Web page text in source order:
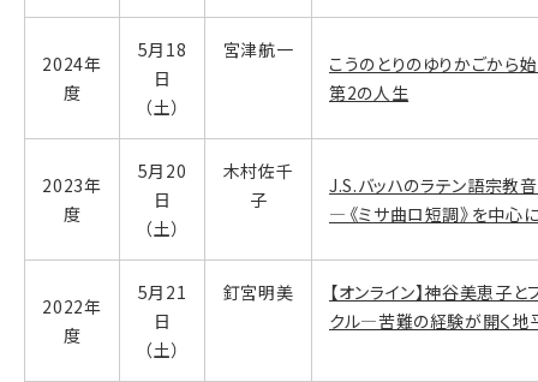
2024年
度
5月18
日
（土）
宮津航一
こうのとりのゆりかごから
第2の人生
2023年
度
5月20
日
（土）
木村佐千
子
J.S.バッハのラテン語宗教
―《ミサ曲ロ短調》を中心
2022年
度
5月21
日
（土）
釘宮明美
【オンライン】神谷美恵子と
クル―苦難の経験が開く地